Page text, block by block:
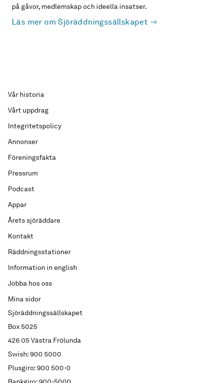
på gåvor, medlemskap och ideella insatser.
Läs mer om Sjöräddningssällskapet
Sjöräddningssällskapet
Box 5025
426 05 Västra Frölunda
Swish: 900 5000
Plusgiro: 900 500-0
Vår historia
Vårt uppdrag
Integritetspolicy
Annonser
Föreningsfakta
Pressrum
Podcast
Appar
Årets sjöräddare
Kontakt
Räddningsstationer
Information in english
Jobba hos oss
Mina sidor